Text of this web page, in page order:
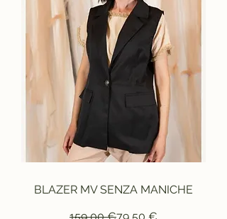
BLAZER MV SENZA MANICHE
Prezzo regolare
Prezzo scontato